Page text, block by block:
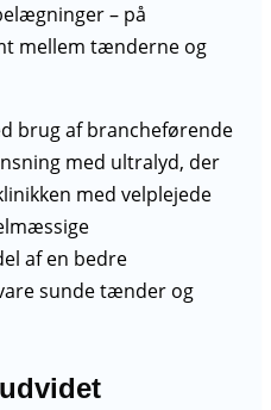
– på
mellem tænderne og
brug af brancheførende
med ultralyd, der
med velplejede
af en bedre
sunde tænder og